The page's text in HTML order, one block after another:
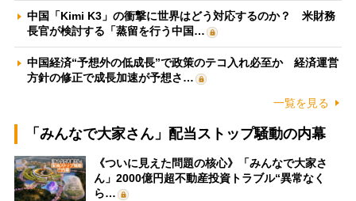
中国「Kimi K3」の衝撃に世界はどう対応するのか？ 米財務
長官が検討する「蒸留を行う中国…
中国経済“予想外の低成長”で政策のテコ入れ必至か 経済運営
方針の修正で成長加速が予想さ…
一覧を見る
「みんなで大家さん」配当ストップ騒動の内幕
《ついに見えた問題の核心》「みんなで大家さ
ん」2000億円超不動産投資トラブル“異常なく
ら…